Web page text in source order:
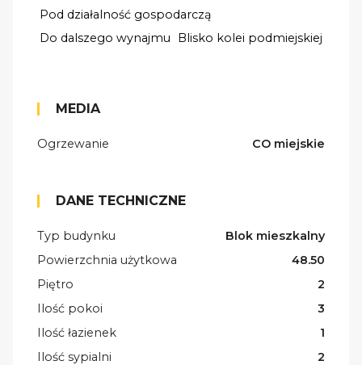
Pod działalność gospodarczą
Do dalszego wynajmu
Blisko kolei podmiejskiej
MEDIA
Ogrzewanie CO miejskie
DANE TECHNICZNE
Typ budynku
Blok mieszkalny
Powierzchnia użytkowa
48.50
Piętro
2
Ilość pokoi
3
Ilość łazienek
1
Ilość sypialni
2